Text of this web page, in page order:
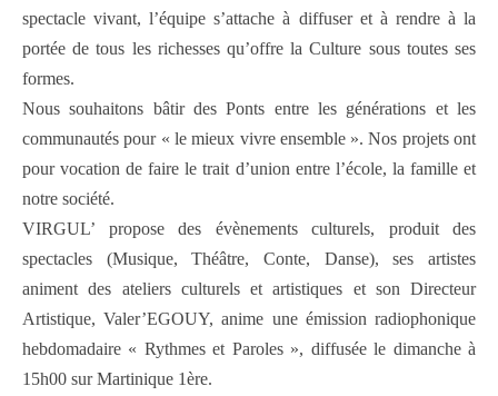
spectacle vivant, l’équipe s’attache à diffuser et à rendre à la
portée de tous les richesses qu’offre la Culture sous toutes ses
formes.
Nous souhaitons bâtir des Ponts entre les générations et les
communautés pour « le mieux vivre ensemble ». Nos projets ont
pour vocation de faire le trait d’union entre l’école, la famille et
notre société.
VIRGUL’ propose des évènements culturels, produit des
spectacles (Musique, Théâtre, Conte, Danse), ses artistes
animent des ateliers culturels et artistiques et son Directeur
Artistique, Valer’EGOUY, anime une émission radiophonique
hebdomadaire « Rythmes et Paroles », diffusée le dimanche à
15h00 sur Martinique 1ère.